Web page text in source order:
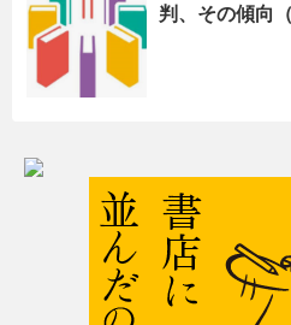
判、その傾向